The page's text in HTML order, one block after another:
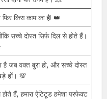
हैं, क्योंकि दोस्ती में कोई दूरी
💯
दोस्ती और ऐटिटूड कभी नहीं
👑
दोनों का संगम है। 💥
फिर किस काम का है! 👑